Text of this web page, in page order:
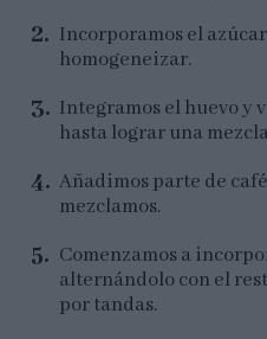
Incorporamos el
homogeneizar.
Integramos el huevo y
hasta lograr una
Añadimos parte de
mezclamos.
Comenzamos a
alternándolo con el
por tandas.